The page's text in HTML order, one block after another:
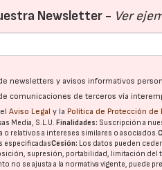
Newsletter - Ver
newsletters y avisos informativos
comunicaciones de terceros vía
elAviso Legal y la Política de Protección de
Media, S.L.U.Finalidades: Suscripción a
o relativos a intereses similares o asociados.
especificadasCesión: Los datos pueden
supresión, portabilidad, limitación del
no se ajusta a la normativa vigente, puede